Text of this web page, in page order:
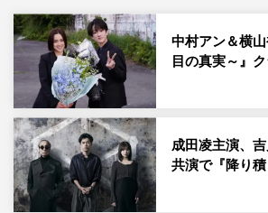
アクマゲームを開始した照朝（間宮祥
川晃司）。
ガイドの圧倒的な実力、そして他人の
ることができるという恐るべき悪魔の
照朝は、ついに窮地に追い込まれる。
「欲望は争いを生む。だから欲望を追
い。欲望に飲まれた人を救ってあげら
中村アン＆横
目の真実～』
成田凌主演、
共演で『降り